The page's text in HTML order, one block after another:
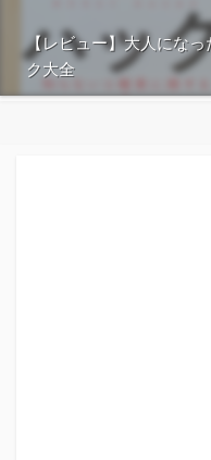
【レビュー】大人にな
ク大全